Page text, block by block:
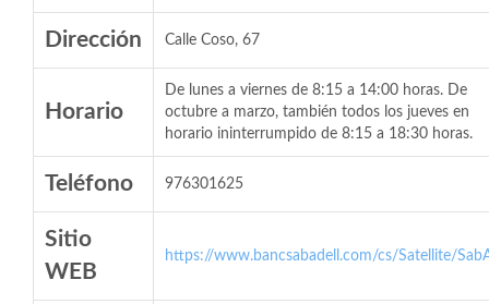
Dirección Calle Coso, 67
Horario
De lunes a viernes de 8:15 a 14:00 horas. De
octubre a marzo, también todos los jueves en
horario ininterrumpido de 8:15 a 18:30 horas.
Teléfono 976301625
Sitio
WEB
https://www.bancsabadell.com/cs/Satellite/